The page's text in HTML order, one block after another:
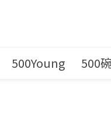
500Young 500